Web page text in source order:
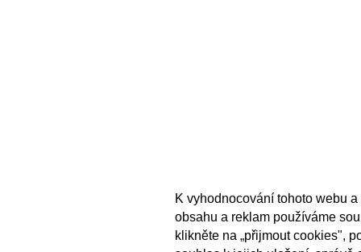
K vyhodnocování tohoto webu
obsahu a reklam používáme
klikněte na „přijmout cookies",